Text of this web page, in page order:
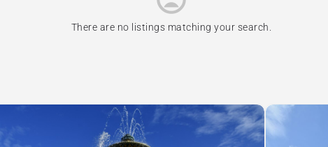
There are no listings matching your search.